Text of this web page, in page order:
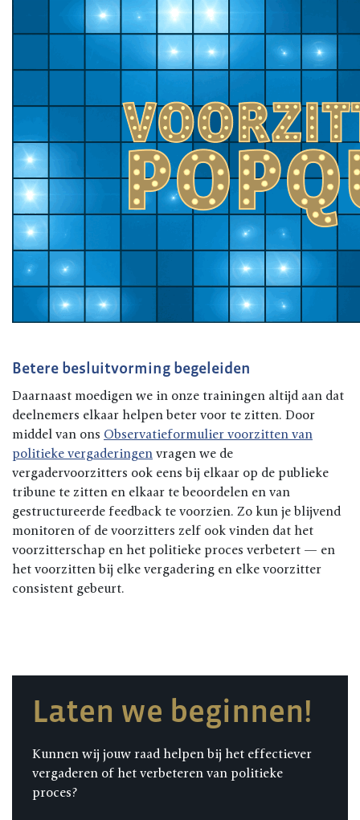
Betere besluitvorming begeleiden
Daarnaast moedigen we in onze trainingen altijd aan dat
deelnemers elkaar helpen beter voor te zitten. Door
middel van ons Observatieformulier voorzitten van
politieke vergaderingen vragen we de
vergadervoorzitters ook eens bij elkaar op de publieke
tribune te zitten en elkaar te beoordelen en van
gestructureerde feedback te voorzien. Zo kun je blijvend
monitoren of de voorzitters zelf ook vinden dat het
voorzitterschap en het politieke proces verbetert — en
het voorzitten bij elke vergadering en elke voorzitter
consistent gebeurt.
Laten we beginnen!
Kunnen wij jouw raad helpen bij het effectiever
vergaderen of het verbeteren van politieke
proces?